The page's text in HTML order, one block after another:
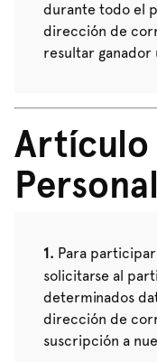
durante todo el
dirección de
resultar ganador
Artículo
Para
solicitarse al
determinados
dirección de
suscripción a